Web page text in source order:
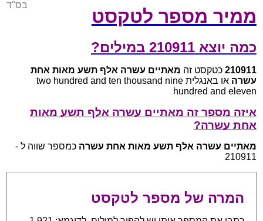
ממיר מספר לטקסט
בס"ד
כמה יוצא 210911 במילים?
210911 כטקסט זה מאתיים עשרה אלף תשע מאות אחת
עשרה
או באנגלית two hundred and ten thousand nine
hundred and eleven
איזה מספר זה מאתיים עשרה אלף תשע מאות
אחת עשרה?
מאתיים עשרה אלף תשע מאות אחת עשרה כמספר שווה ל -
210911
המרה של מספר לטקסט